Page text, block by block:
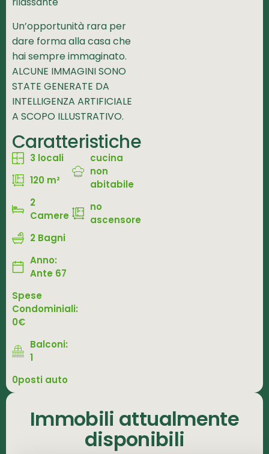
Un’opportunità rara per
dare forma alla casa che
hai sempre immaginato.
ALCUNE IMMAGINI SONO
STATE GENERATE DA
INTELLIGENZA ARTIFICIALE
A SCOPO ILLUSTRATIVO.
Caratteristiche
3 locali
120 m²
2
Camere
2 Bagni
Anno:
Ante 67
Spese
Condominiali:
0€
Balconi:
1
0posti auto
cucina
non
abitabile
no
ascensore
Immobili attualmente
disponibili